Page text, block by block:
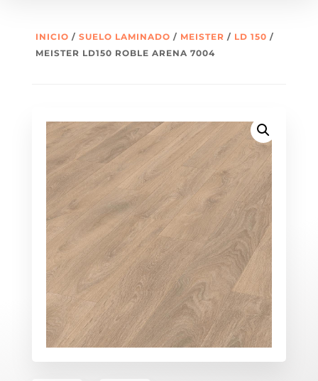
INICIO / SUELO LAMINADO / MEISTER / LD 150 /
MEISTER LD150 ROBLE ARENA 7004